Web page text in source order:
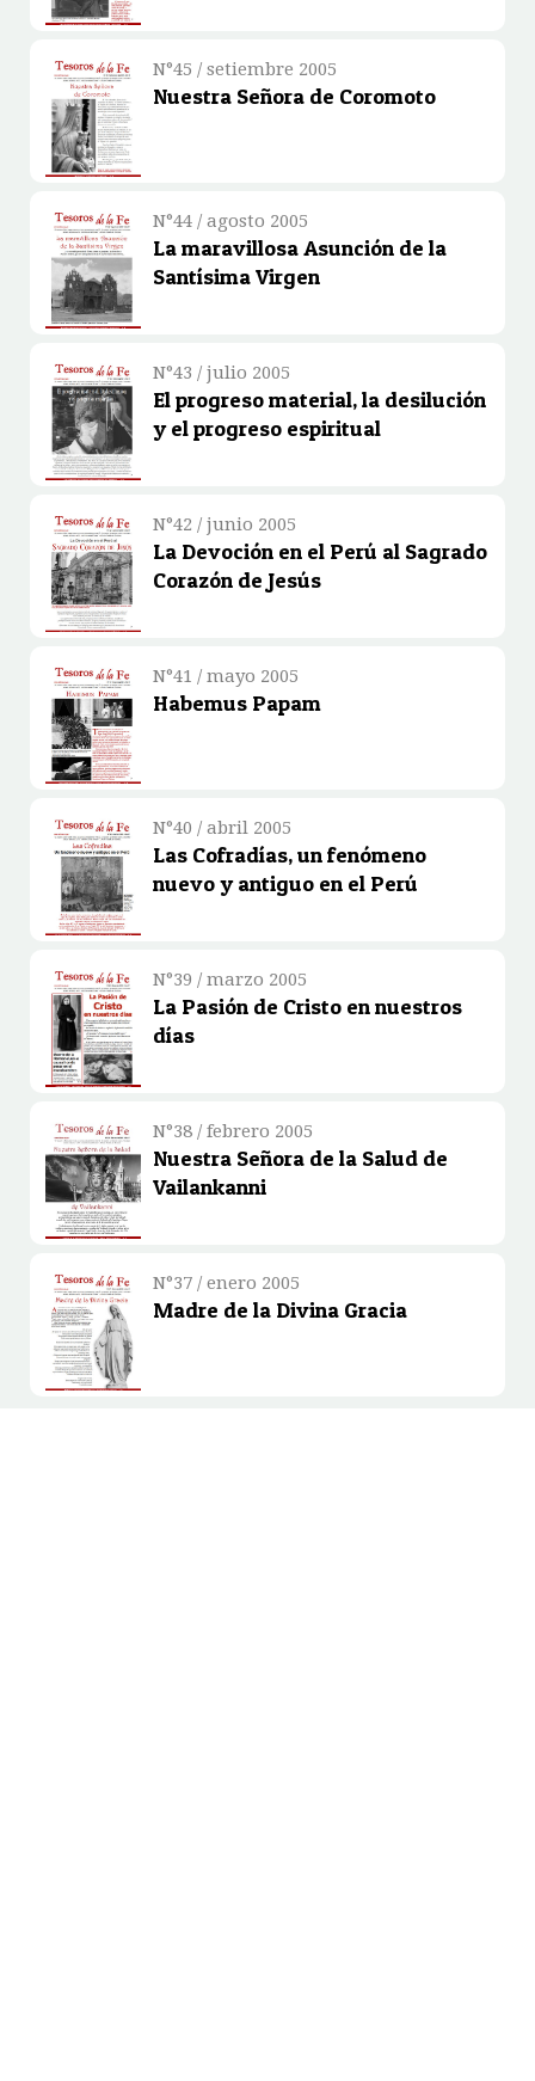
N°45 / setiembre 2005
Nuestra Señora de Coromoto
N°44 / agosto 2005
La maravillosa Asunción de la
Santísima Virgen
N°43 / julio 2005
El progreso material, la desilución
y el progreso espiritual
N°42 / junio 2005
La Devoción en el Perú al Sagrado
Corazón de Jesús
N°41 / mayo 2005
Habemus Papam
N°40 / abril 2005
Las Cofradías, un fenómeno
nuevo y antiguo en el Perú
N°39 / marzo 2005
La Pasión de Cristo en nuestros
días
N°38 / febrero 2005
Nuestra Señora de la Salud de
Vailankanni
N°37 / enero 2005
Madre de la Divina Gracia